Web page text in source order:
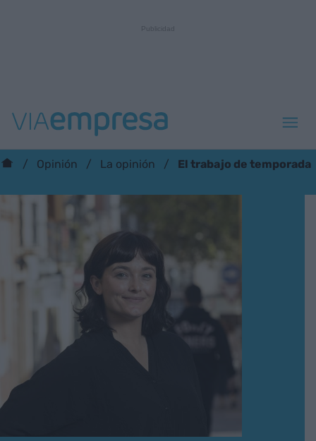
Opinión La opinión El trabajo de temporada